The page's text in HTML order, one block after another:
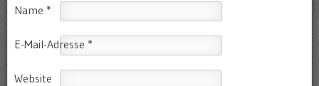
Name *
E-Mail-Adresse *
Website